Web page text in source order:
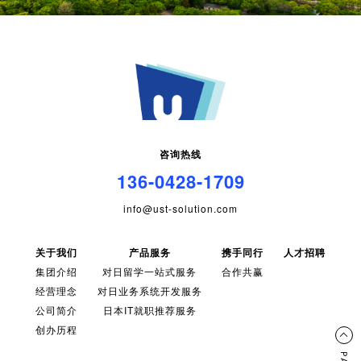
咨询热线
136-0428-1709
info@ust-solution.com
关于我们
集团介绍
经营理念
公司简介
创办历程
产品服务
对日留学一站式服务
对日业务系统开发服务
日本IT就职推荐服务
携手同行
合作共赢
人才招聘